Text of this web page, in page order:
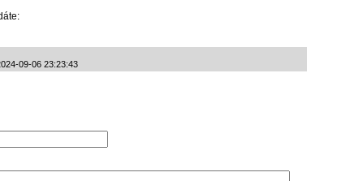
09-06 23:23:43